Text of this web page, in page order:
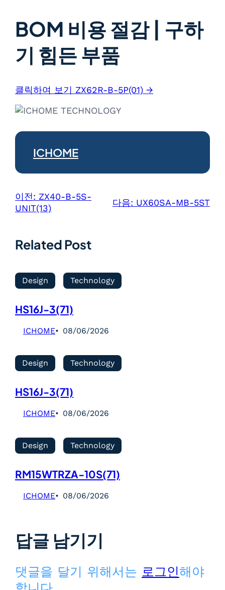
BOM 비용 절감 | 구하
기 힘든 부품
클릭하여 보기 ZX62R-B-5P(01) →
ICHOME
이전: ZX40-B-5S-
UNIT(13)
다음: UX60SA-MB-5ST
Related Post
Design Technology
HS16J-3(71)
ICHOME 08/06/2026
Design Technology
HS16J-3(71)
ICHOME 08/06/2026
Design Technology
RM15WTRZA-10S(71)
ICHOME 08/06/2026
답글 남기기
댓글을 달기 위해서는 로그인해야